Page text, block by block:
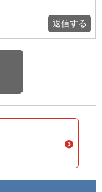
返信する